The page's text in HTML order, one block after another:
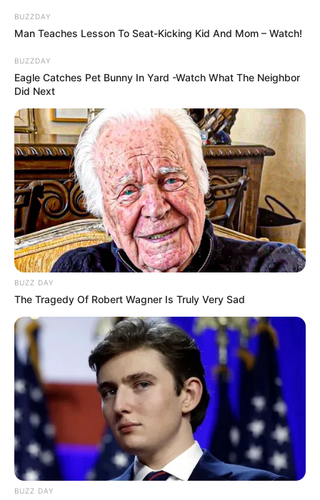
Most azonban már mindenki előtt nyilvánvaló:
Janka boldog párkapcsolatban él Saya Noéval, és
közös videóik alapján úgy tűnik, harmóniában
telnek a hétköznapjaik.
@djankeszhirdetés Ritka pillanatok egyike,
amikor van 1 szabadnapunk. ☺️ Nos így telik
általában, self-care, főzés, játék és edzés. De
azért ki is szoktunk ám mozdulni. 🤪 @CeraVe
@Vichy Laboratoires @La Roche-Posay
#skinsciencesquad
#nekedbe #foryoupage #fypage #foryou
Can Feel It v3 – Nick Sena and Danny Echevarria
BUZZDAY
Man Teaches Lesson To Seat-Kicking Kid And Mom – Watch!
BUZZDAY
Eagle Catches Pet Bunny In Yard -Watch What The Neighbor
Did Next
BUZZ DAY
The Tragedy Of Robert Wagner Is Truly Very Sad
BUZZ DAY